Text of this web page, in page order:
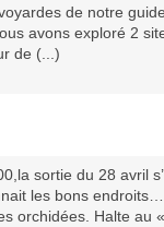
de notre
avons exploré 2
de (...)
sortie du 28 avril
les bons
orchidées. Halte au